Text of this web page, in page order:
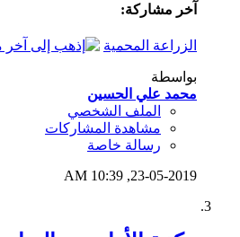
آخر مشاركة:
الزراعة المحمية
بواسطة
محمد علي الحسين
الملف الشخصي
مشاهدة المشاركات
رسالة خاصة
23-05-2019,
10:39 AM